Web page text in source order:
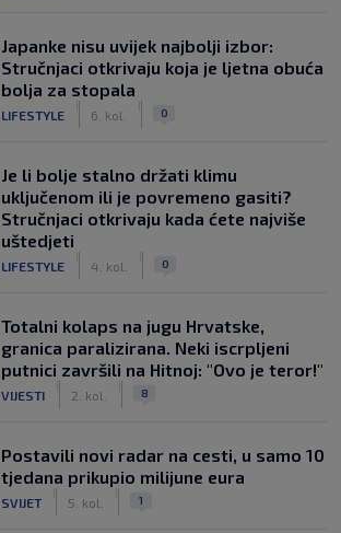
Japanke nisu uvijek najbolji izbor:
Stručnjaci otkrivaju koja je ljetna obuća
bolja za stopala
LIFESTYLE 6. kol. 0
Je li bolje stalno držati klimu
uključenom ili je povremeno gasiti?
Stručnjaci otkrivaju kada ćete najviše
uštedjeti
LIFESTYLE 4. kol. 0
Totalni kolaps na jugu Hrvatske,
granica paralizirana. Neki iscrpljeni
putnici završili na Hitnoj: "Ovo je teror!"
VIJESTI 2. kol. 8
Postavili novi radar na cesti, u samo 10
tjedana prikupio milijune eura
SVIJET 5. kol. 1